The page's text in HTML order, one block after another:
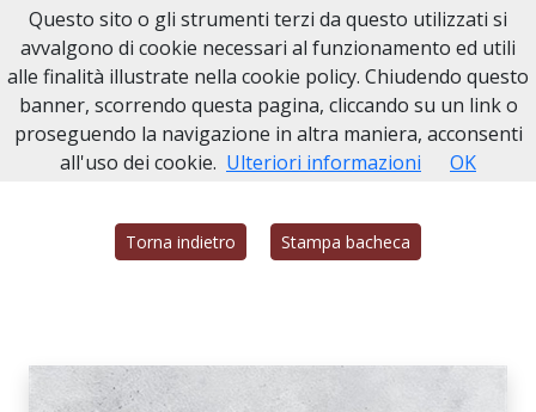
Necrologi Civitavecchia
Home Italia RM Civitavecchia GIAMMARCO TAMBURRINI
Torna indietro Stampa bacheca
Questo sito o gli strumenti terzi da questo utilizzati si
avvalgono di cookie necessari al funzionamento ed utili
alle finalità illustrate nella cookie policy. Chiudendo questo
banner, scorrendo questa pagina, cliccando su un link o
proseguendo la navigazione in altra maniera, acconsenti
all'uso dei cookie. Ulteriori informazioni OK